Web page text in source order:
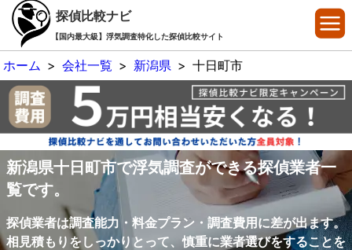
探偵比較ナビ
【国内最大級】浮気調査特化した探偵比較サイト
ホーム > 会社一覧 > 新潟県 > 十日町市
新潟県十日町市で浮気調査ができる探偵業者一
覧です。
探偵業者は調査能力・料金プラン・調査費用に差が出ます。
相見積もりをしっかりとって、慎重に業者選びをすることを